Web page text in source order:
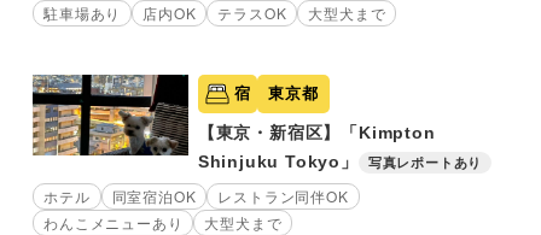
駐車場あり 店内OK テラスOK 大型犬まで
宿 東京都
【東京・新宿区】「Kimpton
Shinjuku Tokyo」
写真レポートあり
ホテル 同室宿泊OK
レストラン同伴OK
わんこメニューあり
大型犬まで